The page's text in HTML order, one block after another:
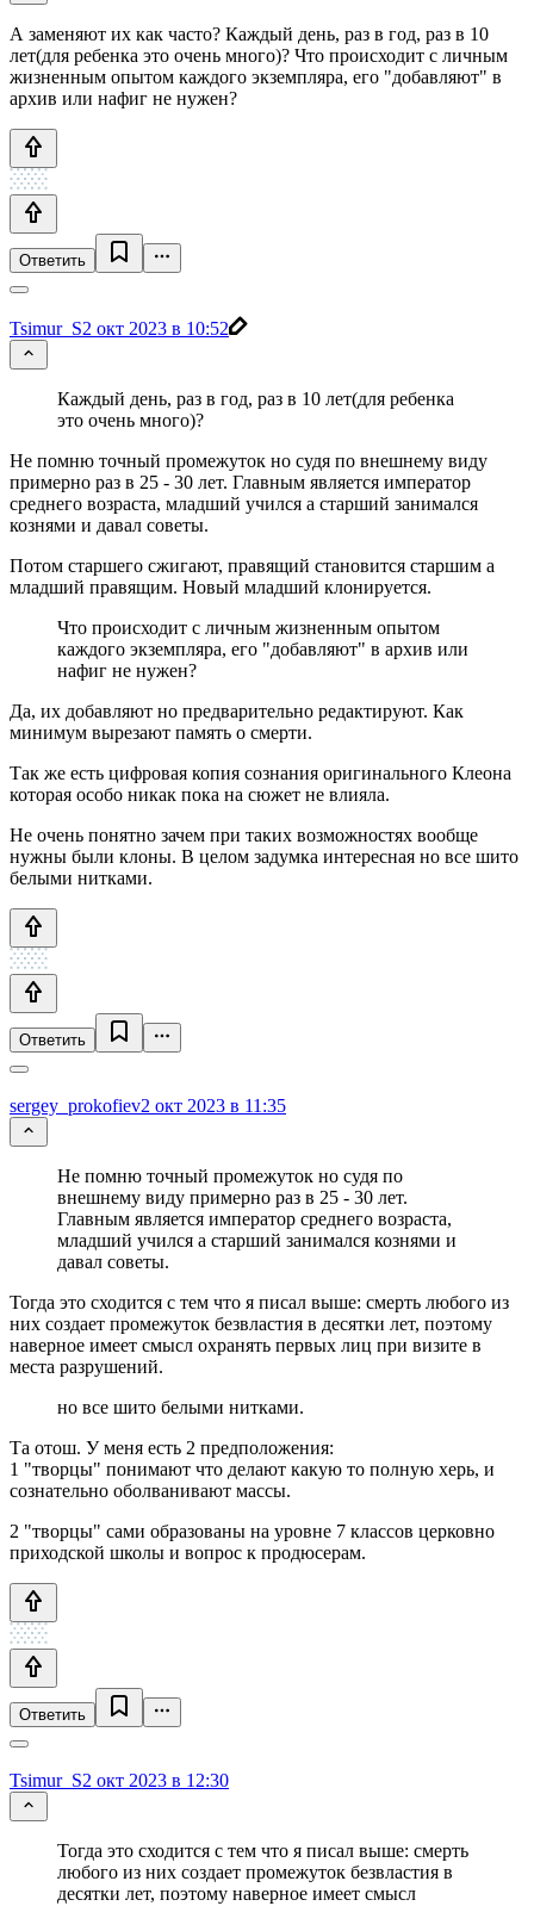
А заменяют их как часто? Каждый день, раз в год, раз в 10
лет(для ребенка это очень много)? Что происходит с личным
жизненным опытом каждого экземпляра, его "добавляют" в
архив или нафиг не нужен?
Ответить
Tsimur_S2 окт 2023 в 10:52
Каждый день, раз в год, раз в 10 лет(для ребенка
это очень много)?
Не помню точный промежуток но судя по внешнему виду
примерно раз в 25 - 30 лет. Главным является император
среднего возраста, младший учился а старший занимался
кознями и давал советы.
Потом старшего сжигают, правящий становится старшим а
младший правящим. Новый младший клонируется.
Что происходит с личным жизненным опытом
каждого экземпляра, его "добавляют" в архив или
нафиг не нужен?
Да, их добавляют но предварительно редактируют. Как
минимум вырезают память о смерти.
Так же есть цифровая копия сознания оригинального Клеона
которая особо никак пока на сюжет не влияла.
Не очень понятно зачем при таких возможностях вообще
нужны были клоны. В целом задумка интересная но все шито
белыми нитками.
Ответить
sergey_prokofiev2 окт 2023 в 11:35
Не помню точный промежуток но судя по
внешнему виду примерно раз в 25 - 30 лет.
Главным является император среднего возраста,
младший учился а старший занимался кознями и
давал советы.
Тогда это сходится с тем что я писал выше: смерть любого из
них создает промежуток безвластия в десятки лет, поэтому
наверное имеет смысл охранять первых лиц при визите в
места разрушений.
но все шито белыми нитками.
Та отош. У меня есть 2 предположения:
1 "творцы" понимают что делают какую то полную херь, и
сознательно оболванивают массы.
2 "творцы" сами образованы на уровне 7 классов церковно
приходской школы и вопрос к продюсерам.
Ответить
Tsimur_S2 окт 2023 в 12:30
Тогда это сходится с тем что я писал выше: смерть
любого из них создает промежуток безвластия в
десятки лет, поэтому наверное имеет смысл